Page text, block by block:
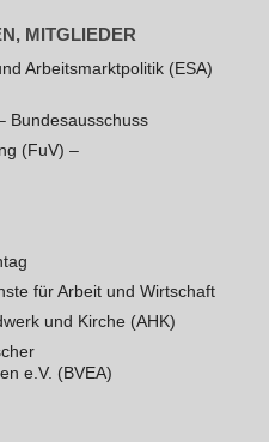
MITGLIEDER
Arbeitsmarktpolitik (ESA)
Bundesausschuss
(FuV) –
für Arbeit und Wirtschaft
und Kirche (AHK)
e.V. (BVEA)